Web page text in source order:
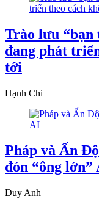
Trào lưu
đang phát
tới
Hạnh Chi
Pháp và Ấn
đón “ông lớn”
Duy Anh